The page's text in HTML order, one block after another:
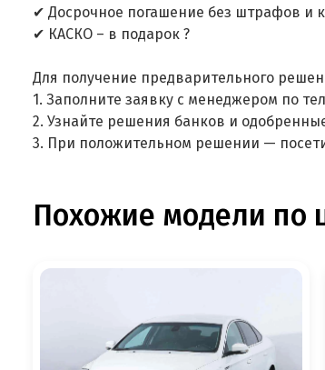
✔ Досрочное погашение без штрафов и
✔ КАСКО – в подарок ?
Для получение предварительного
1. Заполните заявку с менеджером по
2. Узнайте решения банков и
3. При положительном решении —
Похожие модели по